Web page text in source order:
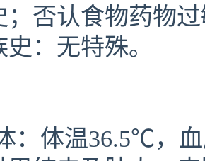
；否认食物药物
：无特殊。
体温36.5℃，血